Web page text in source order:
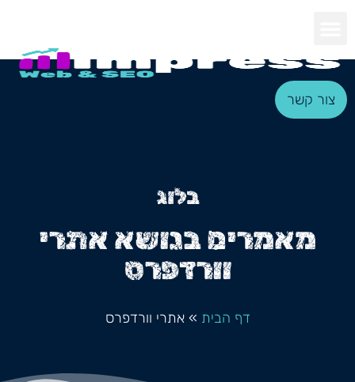
צור קשר
בלוג
מאמרים בנושא אתרי
וורדפרס
דף הבית »אתרי וורדפרס